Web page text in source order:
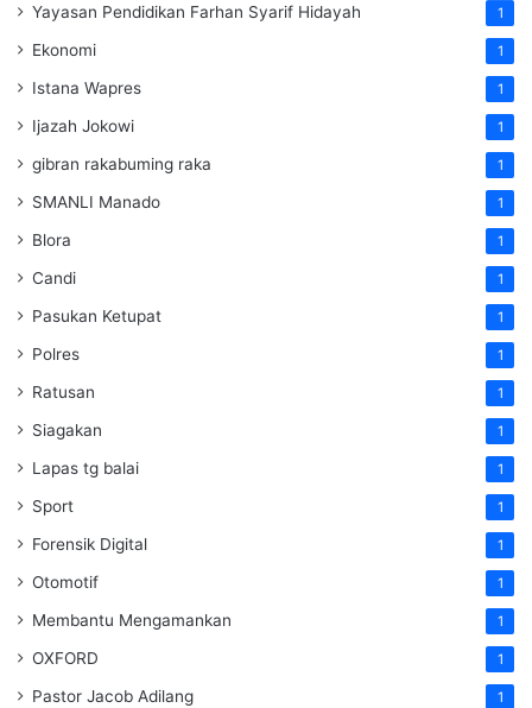
Yayasan Pendidikan Farhan Syarif Hidayah 1
Ekonomi 1
Istana Wapres 1
Ijazah Jokowi 1
gibran rakabuming raka 1
SMANLI Manado 1
Blora 1
Candi 1
Pasukan Ketupat 1
Polres 1
Ratusan 1
Siagakan 1
Lapas tg balai 1
Sport 1
Forensik Digital 1
Otomotif 1
Membantu Mengamankan 1
OXFORD 1
Pastor Jacob Adilang 1